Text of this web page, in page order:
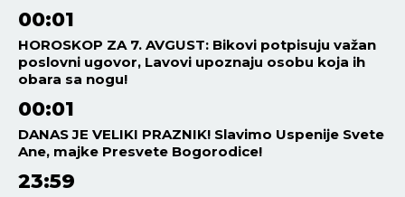
00:01
HOROSKOP ZA 7. AVGUST: Bikovi potpisuju važan
poslovni ugovor, Lavovi upoznaju osobu koja ih
obara sa nogu!
00:01
DANAS JE VELIKI PRAZNIK! Slavimo Uspenije Svete
Ane, majke Presvete Bogorodice!
23:59